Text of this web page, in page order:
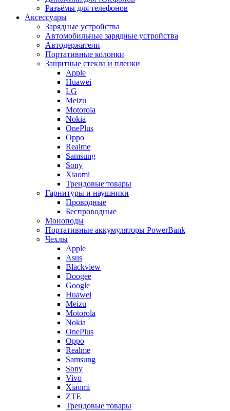
Разъёмы для телефонов
Аксессуары
Зарядные устройства
Автомобильные зарядные устройства
Автодержатели
Портативные колонки
Защитные стекла и пленки
Apple
Huawei
LG
Meizu
Motorola
Nokia
OnePlus
Oppo
Realme
Samsung
Sony
Xiaomi
Трендовые товары
Гарнитуры и наушники
Проводные
Беспроводные
Моноподы
Портативные аккумуляторы PowerBank
Чехлы
Apple
Asus
Blackview
Doogee
Google
Huawei
Meizu
Motorola
Nokia
OnePlus
Oppo
Realme
Samsung
Sony
Vivo
Xiaomi
ZTE
Трендовые товары